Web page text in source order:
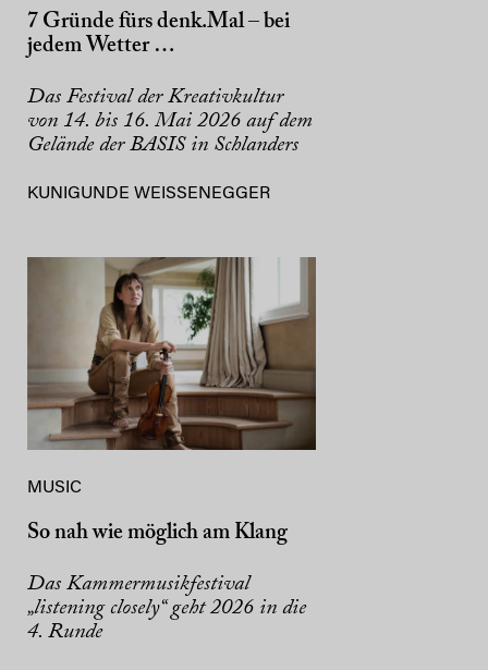
7 Gründe fürs denk.Mal – bei
jedem Wetter …
Das Festival der Kreativkultur
von 14. bis 16. Mai 2026 auf dem
Gelände der BASIS in Schlanders
KUNIGUNDE WEISSENEGGER
MUSIC
So nah wie möglich am Klang
Das Kammermusikfestival
„listening closely“ geht 2026 in die
4. Runde